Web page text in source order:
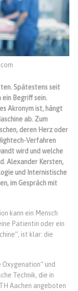
Spätestens seit
Begriff sein.
Akronym ist, hängt
ab. Zum
deren Herz oder
Verfahren
wird und welche
Alexander Kersten,
und Internistische
im Gespräch mit
kann ein Mensch
Patientin oder ein
ist klar: die
und
Technik, die in
Aachen angeboten